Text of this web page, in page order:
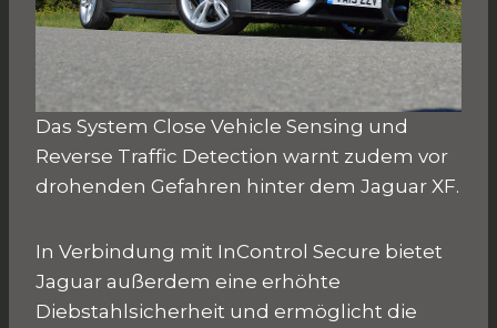
Das System Close Vehicle Sensing und
Reverse Traffic Detection warnt zudem vor
drohenden Gefahren hinter dem Jaguar XF.
In Verbindung mit InControl Secure bietet
Jaguar außerdem eine erhöhte
Diebstahlsicherheit und ermöglicht die